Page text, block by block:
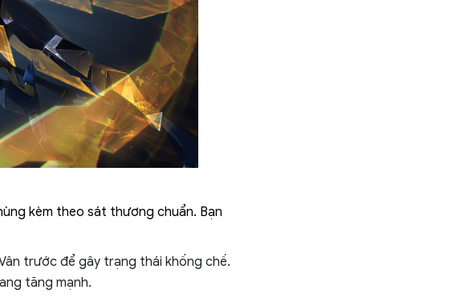
kèm theo sát thương chuẩn. Bạn
trước để gây trạng thái khống chế.
tăng mạnh.